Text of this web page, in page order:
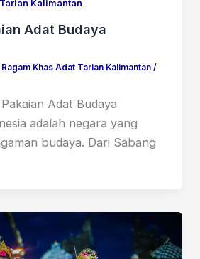
Kalimantan
Adat Budaya
Ragam Khas Adat Tarian Kalimantan/
Adat Budaya
adalah negara yang
budaya. Dari Sabang